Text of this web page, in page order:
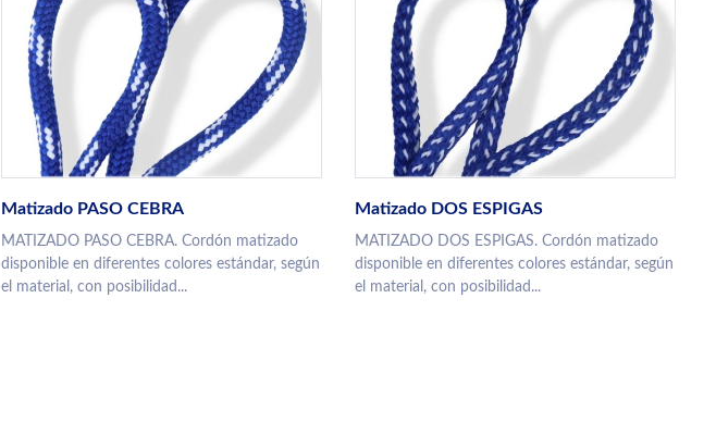
Matizado PASO CEBRA
MATIZADO PASO CEBRA. Cordón matizado
disponible en diferentes colores estándar, según
el material, con posibilidad...
Matizado DOS ESPIGAS
MATIZADO DOS ESPIGAS. Cordón matizado
disponible en diferentes colores estándar, según
el material, con posibilidad...